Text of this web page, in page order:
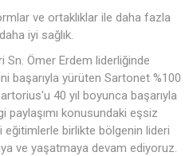
ve ortaklıklar ile daha fazla
iyi sağlık.
Sn. Ömer Erdem liderliğinde
başarıyla yürüten Sartonet %100
40 yıl boyunca başarıyla
paylaşımı konusundaki eşsiz
eğitimlerle birlikte bölgenin lideri
ve yaşatmaya devam ediyoruz.